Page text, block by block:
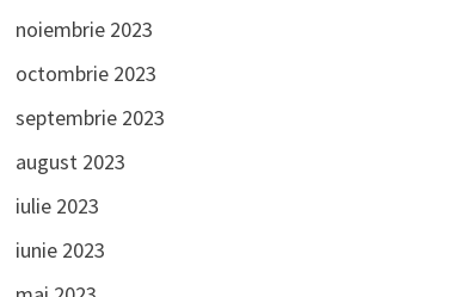
noiembrie 2023
octombrie 2023
septembrie 2023
august 2023
iulie 2023
iunie 2023